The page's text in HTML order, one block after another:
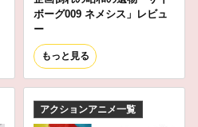
ボーグ009 ネメシス」レビュ
ー
もっと見る
アクションアニメ一覧